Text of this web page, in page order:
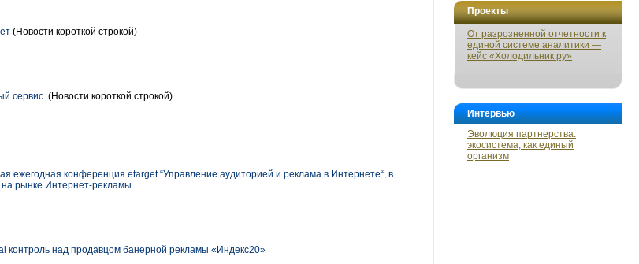
Проекты
От разрозненной отчетности к
единой системе аналитики —
кейс «Холодильник.ру»
Интервью
Эволюция партнерства:
экосистема, как единый
организм
(Новости короткой строкой)
сервис. (Новости короткой строкой)
ежегодная конференция etarget “Управление аудиторией и реклама в Интернете“, в
рынке Интернет-рекламы.
контроль над продавцом банерной рекламы «Индекс20»